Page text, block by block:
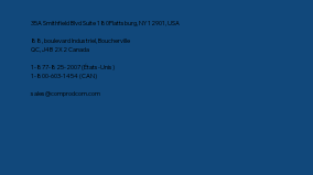
35A Smithfield Blvd Suite 180Plattsburg, NY 12901, USA
88, boulevard Industriel, Boucherville
QC, J4B 2X2 Canada
1-877-825-2007 (États-Unis)
1-800-603-1454 (CAN)
sales@comprodcom.com